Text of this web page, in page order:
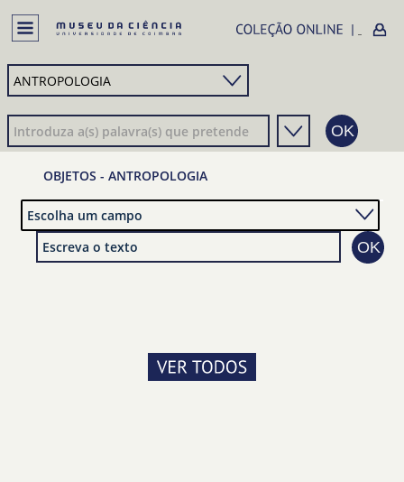
OBJETOS - ANTROPOLOGIA